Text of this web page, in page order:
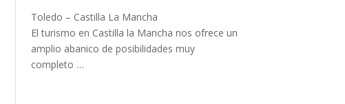
Toledo – Castilla La Mancha
El turismo en Castilla la Mancha nos ofrece un
amplio abanico de posibilidades muy
completo …